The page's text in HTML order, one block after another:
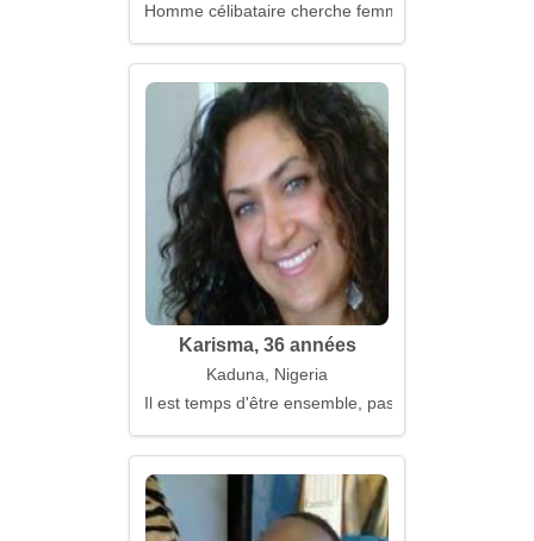
Homme célibataire cherche femme
Karisma, 36 années
Kaduna, Nigeria
Il est temps d'être ensemble, pas seuls